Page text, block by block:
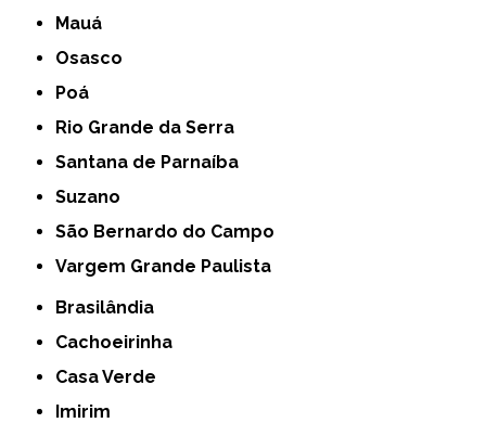
Mauá
Osasco
Poá
Rio Grande da Serra
Santana de Parnaíba
Suzano
São Bernardo do Campo
Vargem Grande Paulista
Brasilândia
Cachoeirinha
Casa Verde
Imirim